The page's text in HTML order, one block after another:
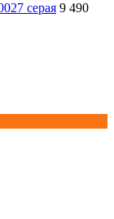
серая 9 490